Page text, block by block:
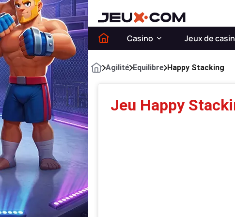
Casino Jeux de
Agilité Equilibre Happy Stacking
Jeu Happy